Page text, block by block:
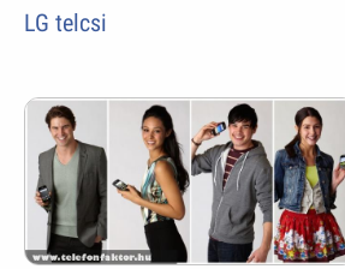
LG telcsi